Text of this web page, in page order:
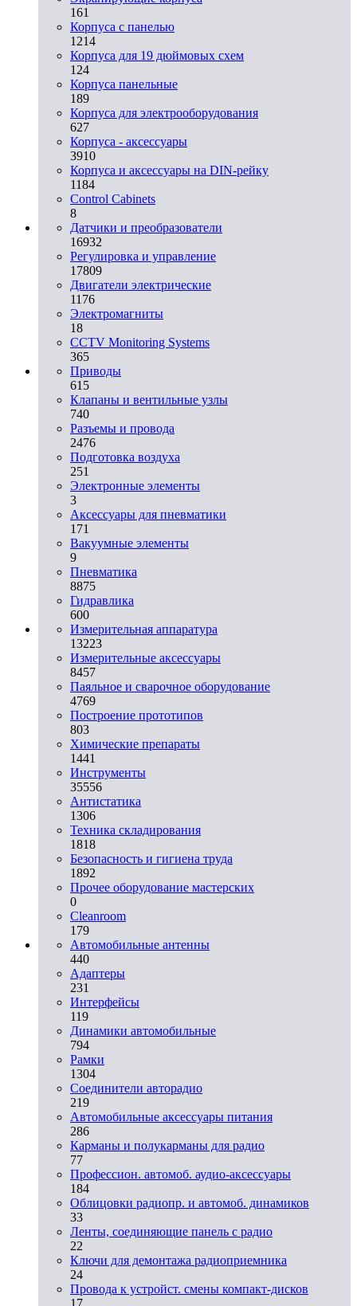
161
Корпуса с панелью
1214
Корпуса для 19 дюймовых схем
124
Корпуса панельные
189
Корпуса для электрооборудования
627
Корпуса - аксессуары
3910
Корпуса и аксессуары на DIN-рейку
1184
Control Cabinets
8
Датчики и преобразователи
16932
Регулировка и управление
17809
Двигатели электрические
1176
Электромагниты
18
CCTV Monitoring Systems
365
Приводы
615
Клапаны и вентильные узлы
740
Разъемы и провода
2476
Подготовка воздуха
251
Электронные элементы
3
Аксессуары для пневматики
171
Вакуумные элементы
9
Пневматика
8875
Гидравлика
600
Измерительная аппаратура
13223
Измерительные аксессуары
8457
Паяльное и сварочное оборудование
4769
Построение прототипов
803
Химические препараты
1441
Инструменты
35556
Aнтистатика
1306
Техника складирования
1818
Безопасность и гигиена труда
1892
Прочее оборудование мастерских
0
Cleanroom
179
Автомобильные антенны
440
Адаптеры
231
Интерфейсы
119
Динамики автомобильные
794
Рамки
1304
Соединители авторадио
219
Автомобильные аксессуары питания
286
Карманы и полукарманы для радио
77
Профессион. автомоб. аудио-аксессуары
184
Облицовки радиопр. и автомоб. динамиков
33
Ленты, соединяющие панель с радио
22
Ключи для демонтажа радиоприемника
24
Провода к устройст. смены компакт-дисков
17